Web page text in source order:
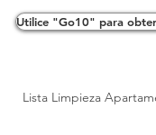
Utilice "Go10" para
Lista Limpieza